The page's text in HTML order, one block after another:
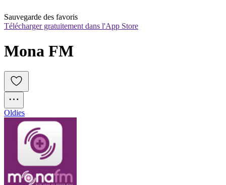
Sauvegarde des favoris
Télécharger gratuitement dans l'App Store
Mona FM
Oldies